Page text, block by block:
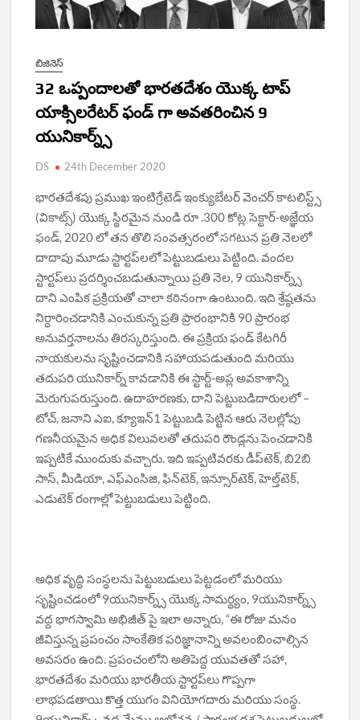
బిజినెస్
32 ఒప్పందాలతో భారతదేశం యొక్క టాప్
యాక్సిలరేటర్ ఫండ్ గా అవతరించిన 9
యునికార్న్స్
DS 24th December 2020
భారతదేశపు ప్రముఖ ఇంటిగ్రేటెడ్ ఇంక్యుబేటర్ వెంచర్ కాటలిస్ట్స్
(వికాట్స్) యొక్క స్థిరమైన నుండి రూ .300 కోట్ల సెక్టార్-అజ్ఞేయ
ఫండ్, 2020 లో తన తొలి సంవత్సరంలో సగటున ప్రతి నెలలో
దాదాపు మూడు స్టార్టప్‌లలో పెట్టుబడులు పెట్టింది. వందల
స్టార్టప్‌లు ప్రదర్శించబడుతున్నాయి ప్రతి నెల, 9 యునికార్న్స్
దాని ఎంపిక ప్రక్రియతో చాలా కఠినంగా ఉంటుంది. ఇది శ్రేష్ఠతను
నిర్ధారించడానికి ఎంచుకున్న ప్రతి ప్రారంభానికి 90 ప్రారంభ
అనువర్తనాలను తిరస్కరిస్తుంది. ఈ ప్రక్రియ ఫండ్ కేటగిరీ
నాయకులను సృష్టించడానికి సహాయపడుతుంది మరియు
తదుపరి యునికార్న్ కావడానికి ఈ స్టార్ట్-అప్ల అవకాశాన్ని
మెరుగుపరుస్తుంది. ఉదాహరణకు, దాని పెట్టుబడిదారులలో –
టోచ్, జనాని ఎఐ, క్యూఇన్1 పెట్టుబడి పెట్టిన ఆరు నెలల్లోపు
గణనీయమైన అధిక విలువలతో తదుపరి రౌండ్లను పెంచడానికి
ఇప్పటికే ముందుకు వచ్చారు. ఇది ఇప్పటివరకు డీప్‌టెక్, బి2బి
సాస్, మీడియా, ఎఫ్‌ఎంసిజి, ఫిన్‌టెక్, ఇన్సూర్‌టెక్, హెల్త్‌టెక్,
ఎడుటెక్ రంగాల్లో పెట్టుబడులు పెట్టింది.
అధిక వృద్ధి సంస్థలను పెట్టుబడులు పెట్టడంలో మరియు
సృష్టించడంలో 9యునికార్న్స్ యొక్క సామర్థ్యం, 9యునికార్న్స్
వద్ద భాగస్వామి అభిజీత్ పై ఇలా అన్నారు, “ఈ రోజు మనం
జీవిస్తున్న ప్రపంచం సాంకేతిక పరిజ్ఞానాన్ని అవలంబించాల్సిన
అవసరం ఉంది. ప్రపంచంలోని అతిపెద్ద యువతతో సహా,
భారతదేశం మరియు భారతీయ స్టార్టప్‌లు గొప్పగా
లాభపడతాయి కొత్త యుగం వినియోగదారు మరియు సంస్థ.